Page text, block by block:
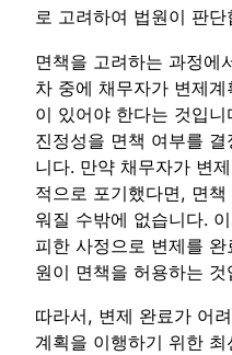
로 고려하여 법원이 판단
면책을 고려하는 과정에
차 중에 채무자가 변제
이 있어야 한다는 것입
진정성을 면책 여부를
니다. 만약 채무자가 변
적으로 포기했다면, 면
워질 수밖에 없습니다.
피한 사정으로 변제를
원이 면책을 허용하는 것
따라서, 변제 완료가 어
계획을 이행하기 위한